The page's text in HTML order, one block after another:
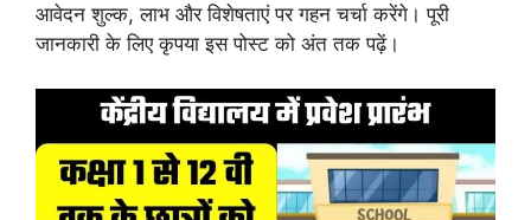
आवेदन शुल्क, लाभ और विशेषताएं पर गहन चर्चा करेंगे। पूरी
जानकारी के लिए कृपया इस पोस्ट को अंत तक पढ़ें।